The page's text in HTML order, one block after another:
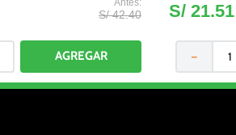
S/ 42.40 S/ 21.51
－